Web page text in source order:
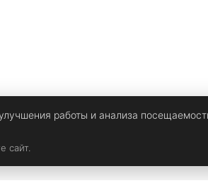
работы и анализа
сайт.